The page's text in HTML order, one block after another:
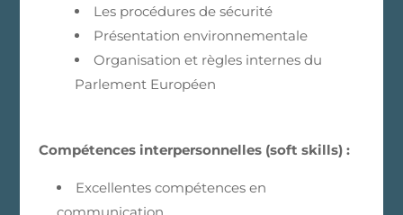
Les procédures de sécurité
Présentation environnementale
Organisation et règles internes du
Parlement Européen
Compétences interpersonnelles (soft skills) :
Excellentes compétences en